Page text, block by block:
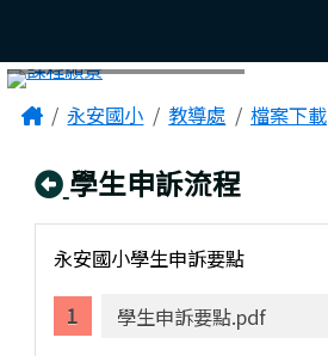
主內容區域
Home永安國小 教導處 檔案下載
回上頁
學生申訴流程
永安國小學生申訴要點
學生申訴要點.pdf
頁尾區域